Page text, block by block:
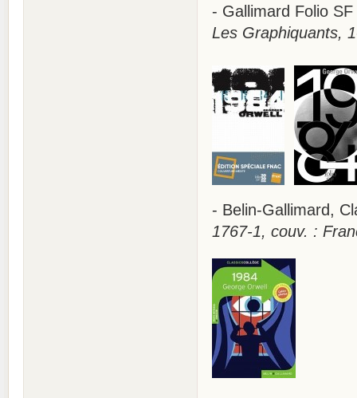
- Gallimard Folio
Les Graphiquants,
- Belin-Gallimard,
1767-1, couv. :